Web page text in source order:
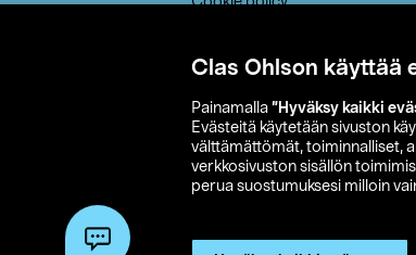
Clas Ohlson käyttää
Painamalla ”Hyväksy kaikki
Evästeitä käytetään sivuston
välttämättömät, toiminnalliset,
verkkosivuston sisällön
perua suostumuksesi milloin
Saavutettavuus